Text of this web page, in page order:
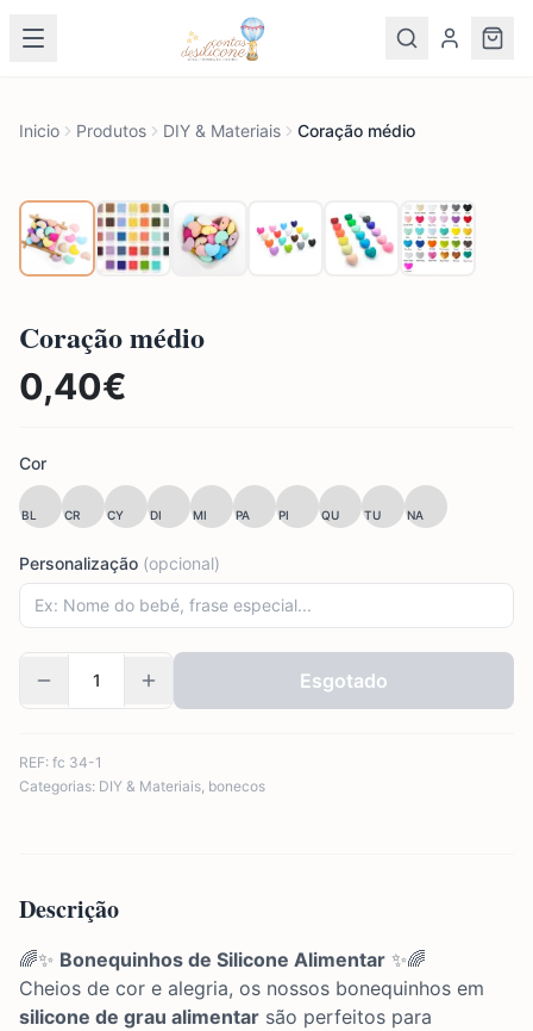
Inicio Produtos DIY & Materiais Coração médio
Coração médio
0,40€
Cor
BL CR CY DI MI PA PI QU TU NA
Personalização (opcional)
Esgotado
REF: fc 34-1
Categorias: DIY & Materiais, bonecos
Descrição
🌈✨ Bonequinhos de Silicone Alimentar ✨🌈
Cheios de cor e alegria, os nossos bonequinhos em
silicone de grau alimentar são perfeitos para